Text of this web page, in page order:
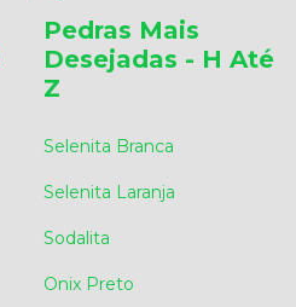
Pedras Mais
Desejadas - H Até
Z
Selenita Branca
Selenita Laranja
Sodalita
Onix Preto